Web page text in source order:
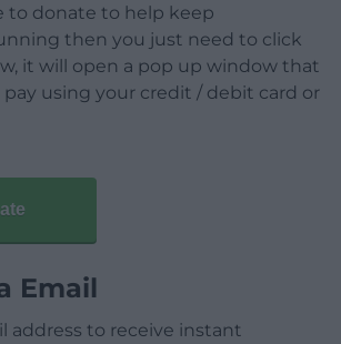
to donate to help keep
then you just need to click
it will open a pop up window that
using your credit / debit card or
Email
address to receive instant